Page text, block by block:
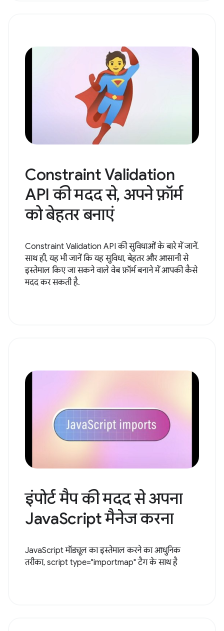
Constraint Validation
API की मदद से, अपने फ़ॉर्म
को बेहतर बनाएं
Constraint Validation API की सुविधाओं के बारे में जानें.
साथ ही, यह भी जानें कि यह सुविधा, बेहतर और आसानी से
इस्तेमाल किए जा सकने वाले वेब फ़ॉर्म बनाने में आपकी कैसे
मदद कर सकती है.
इंपोर्ट मैप की मदद से अपना
JavaScript मैनेज करना
JavaScript मॉड्यूल का इस्तेमाल करने का आधुनिक
तरीका, script type="importmap" टैग के साथ है